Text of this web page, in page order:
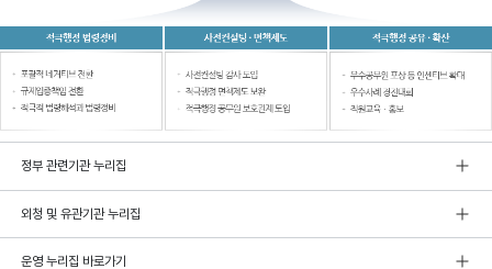
정부 관련기관 누리집
외청 및 유관기관 누리집
운영 누리집 바로가기